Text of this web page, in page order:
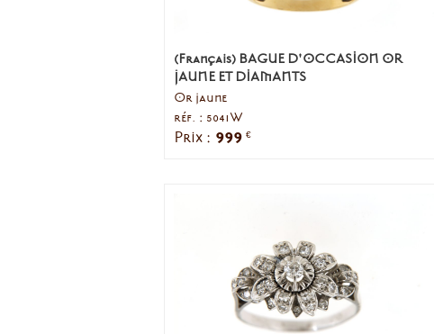
(Français) BAGUE D'OCCASION OR
JAUNE ET DIAMANTS
Or jaune
réf. : 5041W
Prix : 999 €